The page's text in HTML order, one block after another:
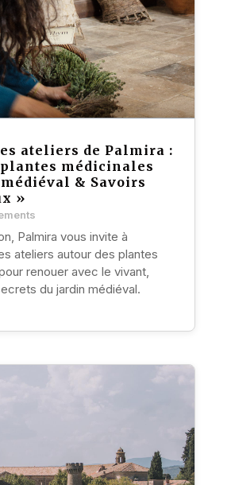
ateliers de Palmira :
médicinales
& Savoirs
»
Palmira vous invite à
ateliers autour des plantes
renouer avec le vivant,
du jardin médiéval.